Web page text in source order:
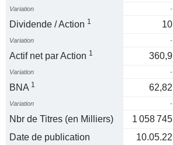
Variation -
Dividende / Action 1 10
Variation -
Actif net par Action 1 360,9
Variation -
BNA 1 62,82
Variation -
Nbr de Titres (en Milliers) 1 058 745
Date de publication
10.05.22